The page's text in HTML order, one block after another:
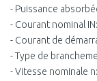
- Puissance
- Courant nominal
- Courant de
- Type de
- Vitesse nominale